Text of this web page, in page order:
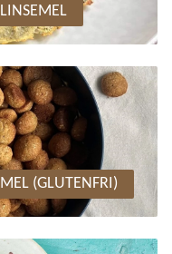
(GLUTENFRI)